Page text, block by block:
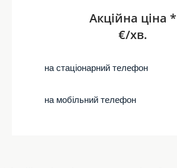
Акційна ціна *
€/хв.
на стаціонарний телефон
на мобільний телефон